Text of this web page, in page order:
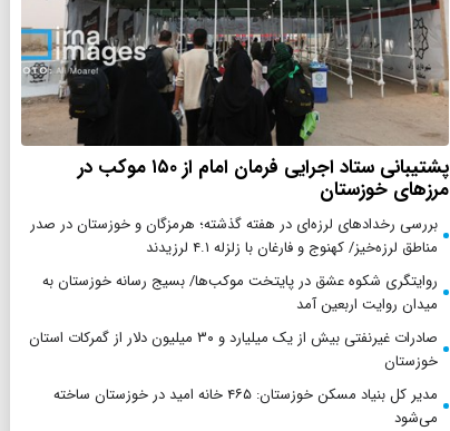
پشتیبانی ستاد اجرایی فرمان امام از ۱۵۰ موکب در
مرزهای خوزستان
بررسی رخدادهای لرزه‌ای در هفته گذشته؛ هرمزگان و خوزستان در صدر
مناطق لرزه‌خیز/ کهنوج و فارغان با زلزله ۴.۱ لرزیدند
روایتگری شکوه عشق در پایتخت موکب‌ها/ بسیج رسانه خوزستان به
میدان روایت اربعین آمد
صادرات غیرنفتی بیش از یک میلیارد و ۳۰ میلیون دلار از گمرکات استان
خوزستان
مدیر کل بنیاد مسکن خوزستان: ۴۶۵ خانه امید در خوزستان ساخته
می‌شود